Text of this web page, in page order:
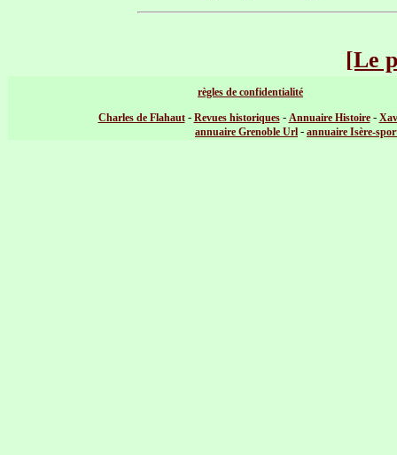
[Le
règles de confidentialité
Charles de Flahaut- Revues historiques- Annuaire Histoire-
annuaire Grenoble Url - annuaire Isère-